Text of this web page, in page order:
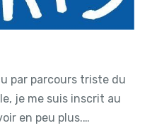
par parcours triste du
je me suis inscrit au
en peu plus.…